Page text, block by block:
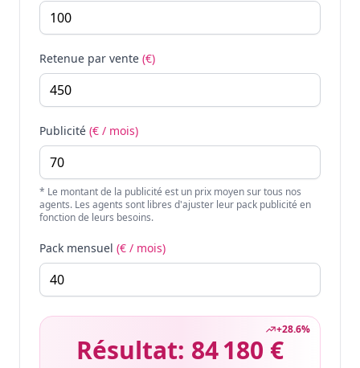
Retenue par vente (€)
Publicité (€ / mois)
* Le montant de la publicité est un prix moyen sur tous nos
agents. Les agents sont libres d'ajuster leur pack publicité en
fonction de leurs besoins.
Pack mensuel (€ / mois)
+28.6%
Résultat: 84 180 €